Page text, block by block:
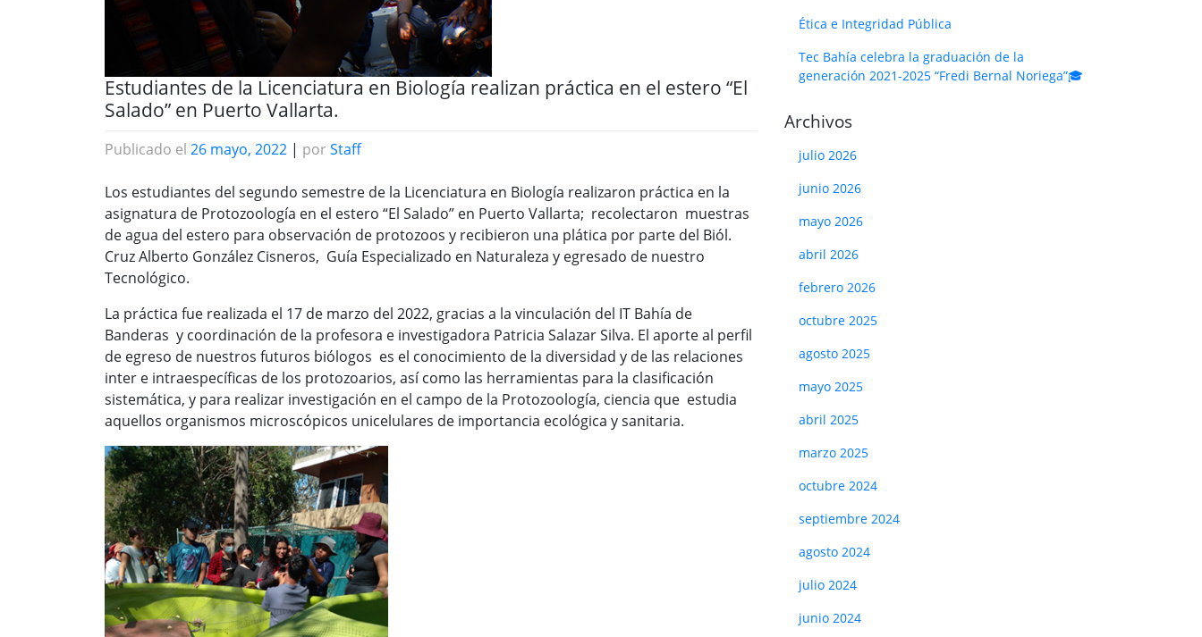
Estudiantes de la Licenciatura en Biología realizan práctica en el estero “El
Salado” en Puerto Vallarta.
Publicado el 26 mayo, 2022 | por Staff
Los estudiantes del segundo semestre de la Licenciatura en Biología realizaron práctica en la
asignatura de Protozoología en el estero “El Salado” en Puerto Vallarta; recolectaron muestras
de agua del estero para observación de protozoos y recibieron una plática por parte del Biól.
Cruz Alberto González Cisneros, Guía Especializado en Naturaleza y egresado de nuestro
Tecnológico.
La práctica fue realizada el 17 de marzo del 2022, gracias a la vinculación del IT Bahía de
Banderas y coordinación de la profesora e investigadora Patricia Salazar Silva. El aporte al perfil
de egreso de nuestros futuros biólogos es el conocimiento de la diversidad y de las relaciones
inter e intraespecíficas de los protozoarios, así como las herramientas para la clasificación
sistemática, y para realizar investigación en el campo de la Protozoología, ciencia que estudia
aquellos organismos microscópicos unicelulares de importancia ecológica y sanitaria.
Ética e Integridad Pública
Tec Bahía celebra la graduación de la
generación 2021-2025 “Fredi Bernal Noriega”🎓
Archivos
julio 2026
junio 2026
mayo 2026
abril 2026
febrero 2026
octubre 2025
agosto 2025
mayo 2025
abril 2025
marzo 2025
octubre 2024
septiembre 2024
agosto 2024
julio 2024
junio 2024